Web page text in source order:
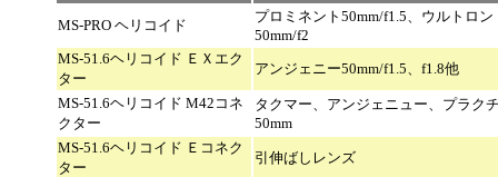
MS-PRO ヘリコイド
プロミネント50mm/f1.5、ウルトロン
50mm/f2
MS-51.6ヘリコイド ＥＸエク
ター
アンジェニー50mm/f1.5、f1.8他
MS-51.6ヘリコイド M42コネ
クター
タクマー、アンジェニュー、プラク
50mm
MS-51.6ヘリコイド Ｅコネク
ター
引伸ばしレンズ